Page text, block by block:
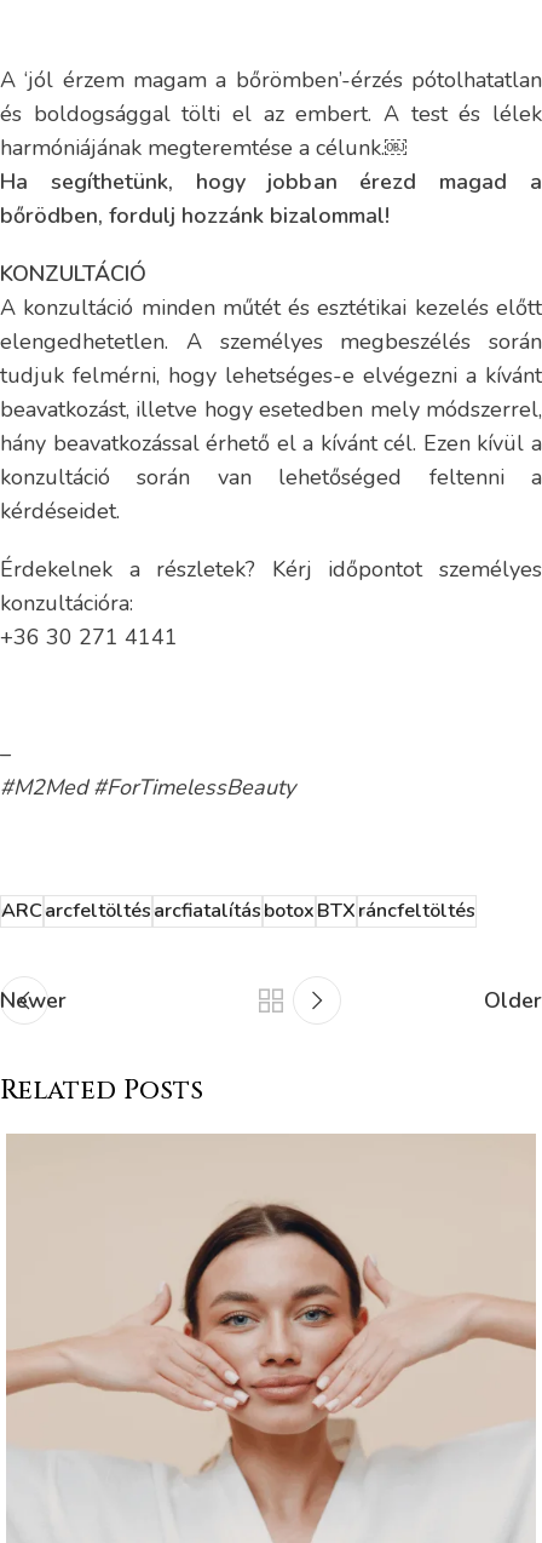
A ‘jól érzem magam a bőrömben’-érzés pótolhatatlan
és boldogsággal tölti el az embert. A test és lélek
harmóniájának megteremtése a célunk.￼
Ha segíthetünk, hogy jobban érezd magad a
bőrödben, fordulj hozzánk bizalommal!
KONZULTÁCIÓ
A konzultáció minden műtét és esztétikai kezelés előtt
elengedhetetlen. A személyes megbeszélés során
tudjuk felmérni, hogy lehetséges-e elvégezni a kívánt
beavatkozást, illetve hogy esetedben mely módszerrel,
hány beavatkozással érhető el a kívánt cél. Ezen kívül a
konzultáció során van lehetőséged feltenni a
kérdéseidet.
Érdekelnek a részletek? Kérj időpontot személyes
konzultációra:
+36 30 271 4141
–
#M2Med #ForTimelessBeauty
ARCarcfeltöltésarcfiatalításbotoxBTXráncfeltöltés
Newer Older
Related Posts